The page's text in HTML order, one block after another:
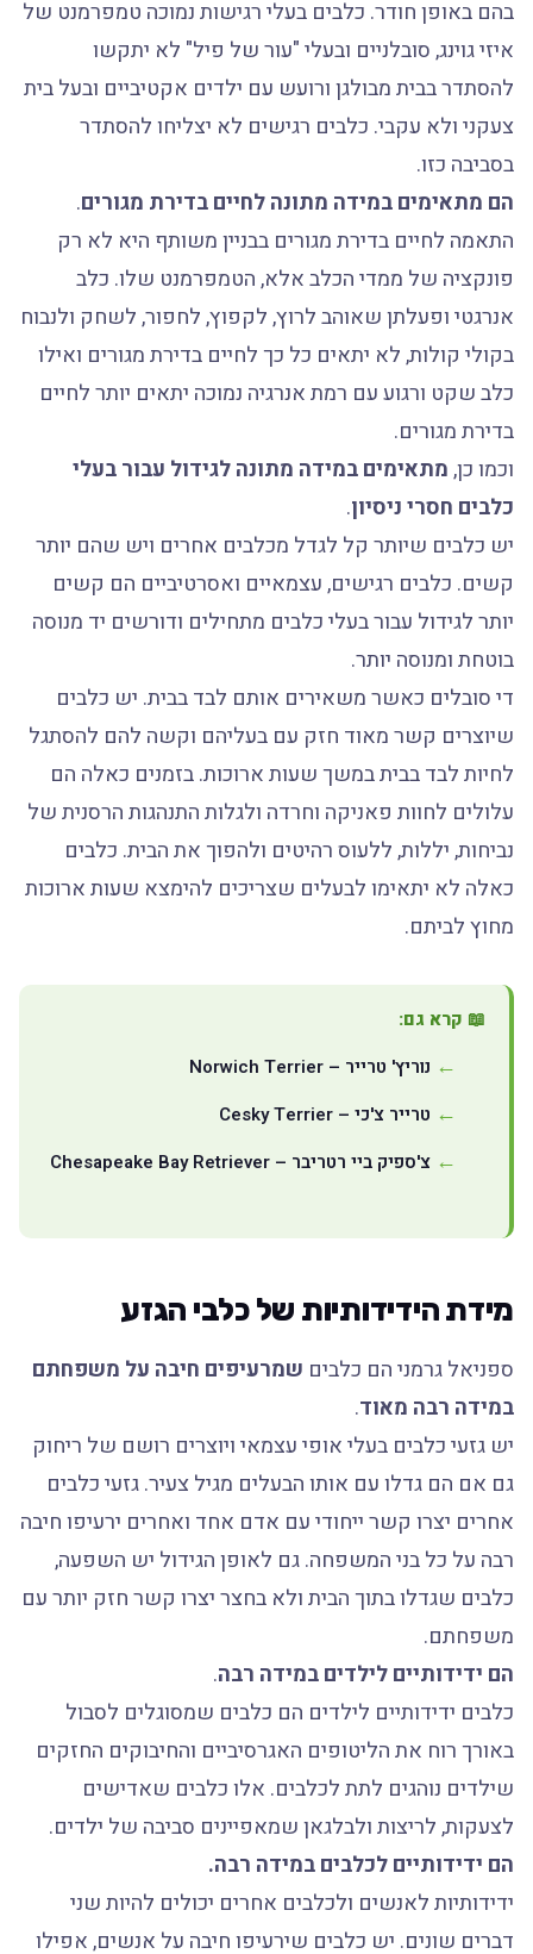
בהם באופן חודר. כלבים בעלי רגישות נמוכה טמפרמנט של
איזי גוינג, סובלניים ובעלי "עור של פיל" לא יתקשו
להסתדר בבית מבולגן ורועש עם ילדים אקטיביים ובעל בית
צעקני ולא עקבי. כלבים רגישים לא יצליחו להסתדר
בסביבה כזו.
הם מתאימים במידה מתונה לחיים בדירת מגורים.
התאמה לחיים בדירת מגורים בבניין משותף היא לא רק
פונקציה של ממדי הכלב אלא, הטמפרמנט שלו. כלב
אנרגטי ופעלתן שאוהב לרוץ, לקפוץ, לחפור, לשחק ולנבוח
בקולי קולות, לא יתאים כל כך לחיים בדירת מגורים ואילו
כלב שקט ורגוע עם רמת אנרגיה נמוכה יתאים יותר לחיים
בדירת מגורים.
וכמו כן,מתאימים במידה מתונה לגידול עבור בעלי
כלבים חסרי ניסיון.
יש כלבים שיותר קל לגדל מכלבים אחרים ויש שהם יותר
קשים. כלבים רגישים, עצמאיים ואסרטיביים הם קשים
יותר לגידול עבור בעלי כלבים מתחילים ודורשים יד מנוסה
בוטחת ומנוסה יותר.
די סובלים כאשר משאירים אותם לבד בבית. יש כלבים
שיוצרים קשר מאוד חזק עם בעליהם וקשה להם להסתגל
לחיות לבד בבית במשך שעות ארוכות. בזמנים כאלה הם
עלולים לחוות פאניקה וחרדה ולגלות התנהגות הרסנית של
נביחות, יללות, ללעוס רהיטים ולהפוך את הבית. כלבים
כאלה לא יתאימו לבעלים שצריכים להימצא שעות ארוכות
מחוץ לביתם.
📖 קרא גם:
נוריץ' טרייר – Norwich Terrier
טרייר צ'כי – Cesky Terrier
צ'ספיק ביי רטריבר – Chesapeake Bay Retriever
מידת הידידותיות של כלבי הגזע
ספניאל גרמני הם כלבים שמרעיפים חיבה על משפחתם
במידה רבה מאוד.
יש גזעי כלבים בעלי אופי עצמאי ויוצרים רושם של ריחוק
גם אם הם גדלו עם אותו הבעלים מגיל צעיר. גזעי כלבים
אחרים יצרו קשר ייחודי עם אדם אחד ואחרים ירעיפו חיבה
רבה על כל בני המשפחה. גם לאופן הגידול יש השפעה,
כלבים שגדלו בתוך הבית ולא בחצר יצרו קשר חזק יותר עם
משפחתם.
הם ידידותיים לילדים במידה רבה.
כלבים ידידותיים לילדים הם כלבים שמסוגלים לסבול
באורך רוח את הליטופים האגרסיביים והחיבוקים החזקים
שילדים נוהגים לתת לכלבים. אלו כלבים שאדישים
לצעקות, לריצות ולבלגאן שמאפיינים סביבה של ילדים.
הם ידידותיים לכלבים במידה רבה.
ידידותיות לאנשים ולכלבים אחרים יכולים להיות שני
דברים שונים. יש כלבים שירעיפו חיבה על אנשים, אפילו